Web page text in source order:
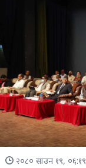
२०८० साउन १९, ०६:१९